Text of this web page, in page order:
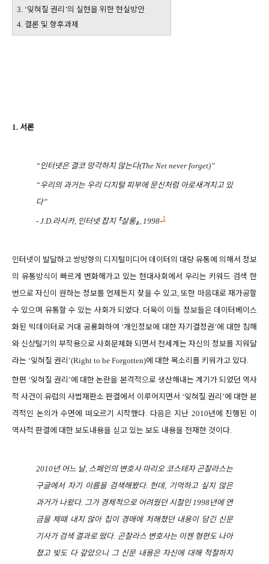
3. ‘잊혀질 권리 ’의 실현을 위한 현실방안
4. 결론 및 향후과제
1. 서론
“인터넷은 결코 망각하지 않는다(The Net never forget)”
“우리의 과거는 우리 디지털 피부에 문신처럼 아로새겨지고 있
다”
- J.D.라시카, 인터넷 잡지 『살롱』, 1998-1
인터넷이 발달하고 쌍방향의 디지털미디어 데이터의 대량 유통에 의해서 정보
의 유통방식이 빠르게 변화해가고 있는 현대사회에서 우리는 키워드 검색 한
번으로 자신이 원하는 정보를 언제든지 찾을 수 있고,또한 마음대로 재가공할
수 있으며 유통할 수 있는 사회가 되었다. 더욱이 이들 정보들은 데이터베이스
화된 빅데이터로 거대 공룡화하여 ‘개인정보에 대한 자기결정권’에 대한 침해
와 신상털기의 부작용으로 사회문제화 되면서 전세계는 자신의 정보를 지워달
라는 ‘잊혀질 권리 ’(Right to be Forgotten)에 대한 목소리를 키워가고 있다.
한편 ‘잊혀질 권리 ’에 대한 논란을 본격적으로 생산해내는 계기가 되었던 역사
적 사건이 유럽의 사법재판소 판결에서 이루어지면서 ‘잊혀질 권리 ’에 대한 본
격적인 논의가 수면에 떠오르기 시작했다. 다음은 지난 2010년에 진행된 이
역사적 판결에 대한 보도내용을 싣고 있는 보도 내용을 전재한 것이다.
2010년 어느 날, 스페인의 변호사 마리오 코스테자 곤잘라스는
구글에서 자기 이름을 검색해봤다. 헌데, 기억하고 싶지 않은
과거가 나왔다. 그가 경제적으로 어려웠던 시절인1998년에 연
금을 제때 내지 않아 집이 경매에 처해졌던 내용이 담긴 신문
기사가 검색 결과로 떴다. 곤잘라스 변호사는 이젠 형편도 나아
졌고 빚도 다 갚았으니 그 신문 내용은 자신에 대해 적절하지